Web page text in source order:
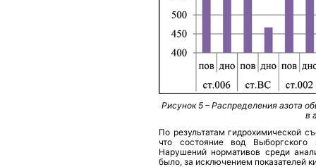
Рисунок 5 – Распределения азота
в
По результатам гидрохимической
что состояние вод Выборгского
Нарушений нормативов среди
было, за исключением показателей